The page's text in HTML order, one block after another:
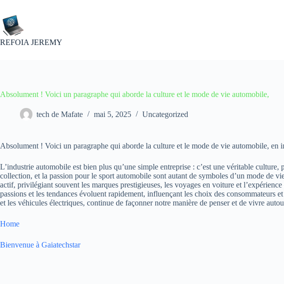
contenu
REFOIA JEREMY
Absolument ! Voici un paragraphe qui aborde la culture et le mode de vie automobile,
tech de Mafate mai 5, 2025 Uncategorized
Absolument ! Voici un paragraphe qui aborde la culture et le mode de vie automobile, en
L’industrie automobile est bien plus qu’une simple entreprise : c’est une véritable
collection, et la passion pour le sport automobile sont autant de symboles d’un mode de
actif, privilégiant souvent les marques prestigieuses, les voyages en voiture et
passions et les tendances évoluent rapidement, influençant les choix des
et les véhicules électriques, continue de façonner notre manière de penser et de vivre
Home
Bienvenue à Gaiatechstar